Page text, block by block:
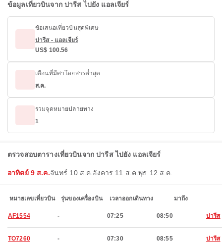
ข้อมูลเที่ยวบินจาก ปารีส ไปยัง แอลเจียร์
ข้อเสนอเที่ยวบินสุดพิเศษ
ปารีส - แอลเจียร์
US$ 100.56
เดือนที่มีค่าโดยสารต่ำสุด
ส.ค.
รวมจุดหมายปลายทาง
1
ตรวจสอบตารางเที่ยวบินจาก ปารีส ไปยัง แอลเจียร์
อาทิตย์ 9 ส.ค.จันทร์ 10 ส.ค. อังคาร 11 ส.ค.พุธ 12 ส.ค.
หมายเลขเที่ยวบิน รุ่นของเครื่องบิน เวลาออกเดินทาง มาถึง
AF1554 - 07:25 08:50 ปารีส
TO7260 - 07:30 08:55 ปารีส